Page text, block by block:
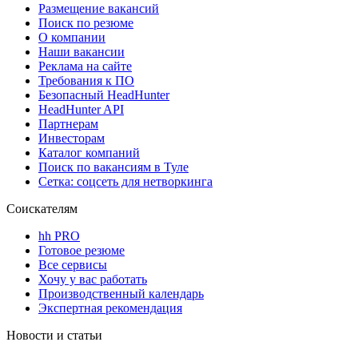
Размещение вакансий
Поиск по резюме
О компании
Наши вакансии
Реклама на сайте
Требования к ПО
Безопасный HeadHunter
HeadHunter API
Партнерам
Инвесторам
Каталог компаний
Поиск по вакансиям в Туле
Сетка: соцсеть для нетворкинга
Соискателям
hh PRO
Готовое резюме
Все сервисы
Хочу у вас работать
Производственный календарь
Экспертная рекомендация
Новости и статьи